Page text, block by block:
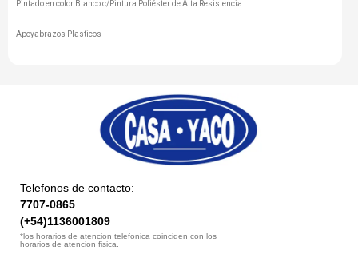
Pintado en color Blanco c/Pintura Poliéster de Alta Resistencia
Apoyabrazos Plasticos
Telefonos de contacto:
7707-0865
(+54)1136001809
*los horarios de atencion telefonica coinciden con los
horarios de atencion fisica.